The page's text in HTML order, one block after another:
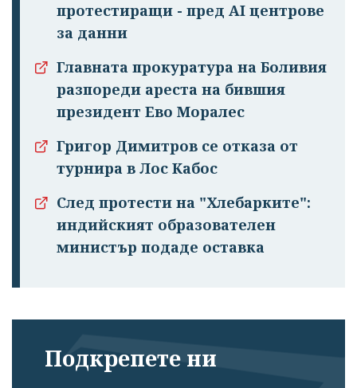
протестиращи - пред AI центрове
за данни
Главната прокуратура на Боливия
разпореди ареста на бившия
президент Ево Моралес
Григор Димитров се отказа от
турнира в Лос Кабос
След протести на "Хлебарките":
индийският образователен
министър подаде оставка
Подкрепете ни